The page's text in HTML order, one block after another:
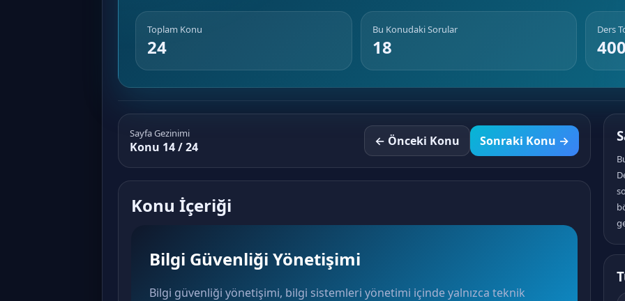
Toplam Konu
24
Bu Konudaki Sorular
18
Ders
400
Sayfa Gezinimi
Konu 14 / 24 ← Önceki Konu Sonraki Konu →
Konu İçeriği
Bilgi Güvenliği Yönetişimi
Bilgi güvenliği yönetişimi, bilgi sistemleri yönetimi içinde yalnızca teknik